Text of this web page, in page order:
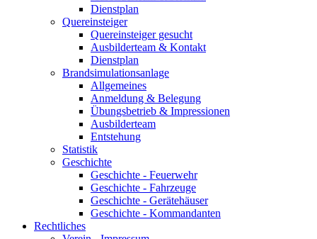
Dienstplan
Quereinsteiger
Quereinsteiger gesucht
Ausbilderteam & Kontakt
Dienstplan
Brandsimulationsanlage
Allgemeines
Anmeldung & Belegung
Übungsbetrieb & Impressionen
Ausbilderteam
Entstehung
Statistik
Geschichte
Geschichte - Feuerwehr
Geschichte - Fahrzeuge
Geschichte - Gerätehäuser
Geschichte - Kommandanten
Rechtliches